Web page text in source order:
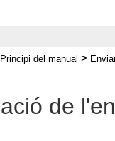
Principi del manual >
de